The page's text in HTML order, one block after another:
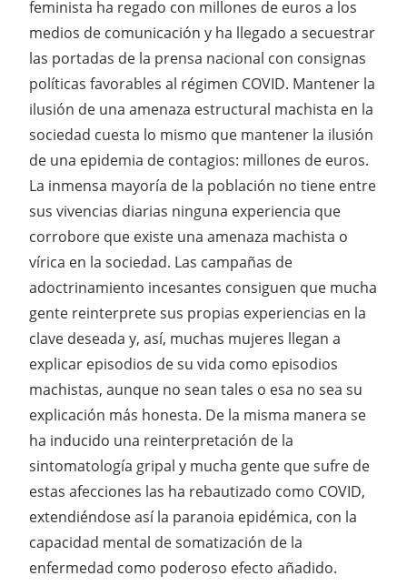
feminista ha regado con millones de euros a los
medios de comunicación y ha llegado a secuestrar
las portadas de la prensa nacional con consignas
políticas favorables al régimen COVID. Mantener la
ilusión de una amenaza estructural machista en la
sociedad cuesta lo mismo que mantener la ilusión
de una epidemia de contagios: millones de euros.
La inmensa mayoría de la población no tiene entre
sus vivencias diarias ninguna experiencia que
corrobore que existe una amenaza machista o
vírica en la sociedad. Las campañas de
adoctrinamiento incesantes consiguen que mucha
gente reinterprete sus propias experiencias en la
clave deseada y, así, muchas mujeres llegan a
explicar episodios de su vida como episodios
machistas, aunque no sean tales o esa no sea su
explicación más honesta. De la misma manera se
ha inducido una reinterpretación de la
sintomatología gripal y mucha gente que sufre de
estas afecciones las ha rebautizado como COVID,
extendiéndose así la paranoia epidémica, con la
capacidad mental de somatización de la
enfermedad como poderoso efecto añadido.